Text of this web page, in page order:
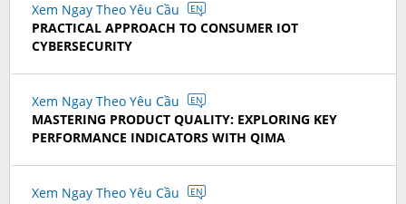
Xem Ngay Theo Yêu Cầu EN
PRACTICAL APPROACH TO CONSUMER IOT
CYBERSECURITY
Xem Ngay Theo Yêu Cầu EN
MASTERING PRODUCT QUALITY: EXPLORING KEY
PERFORMANCE INDICATORS WITH QIMA
Xem Ngay Theo Yêu Cầu EN